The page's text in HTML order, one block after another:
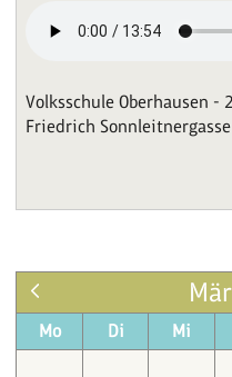
Volksschule Oberhausen -
Friedrich Sonnleitnergasse
Mo Di Mi